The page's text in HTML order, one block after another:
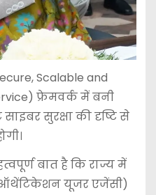
Scalable and
फ्रेमवर्क में बनी
सुरक्षा की दृष्टि से
बात है कि राज्य में
(ऑथेंटिकेशन यूजर एजेंसी)